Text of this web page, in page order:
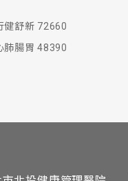
健舒新 72660
肺腸胃 48390